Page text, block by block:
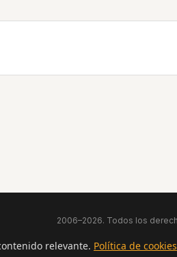
2006–2026. Todos los
relevante. Política de cookies